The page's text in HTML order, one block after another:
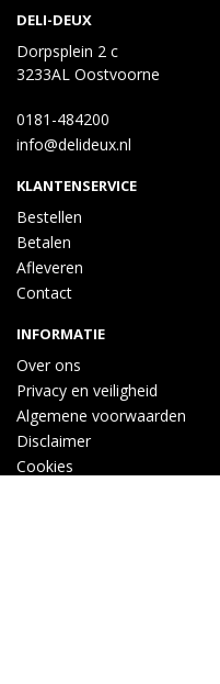
DELI-DEUX
Dorpsplein 2 c
3233AL Oostvoorne
0181-484200
info@delideux.nl
KLANTENSERVICE
Bestellen
Betalen
Afleveren
Contact
INFORMATIE
Over ons
Privacy en veiligheid
Algemene voorwaarden
Disclaimer
Cookies